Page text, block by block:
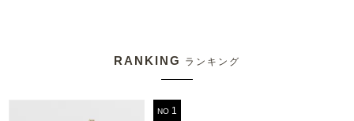
RANKING ランキング
NO